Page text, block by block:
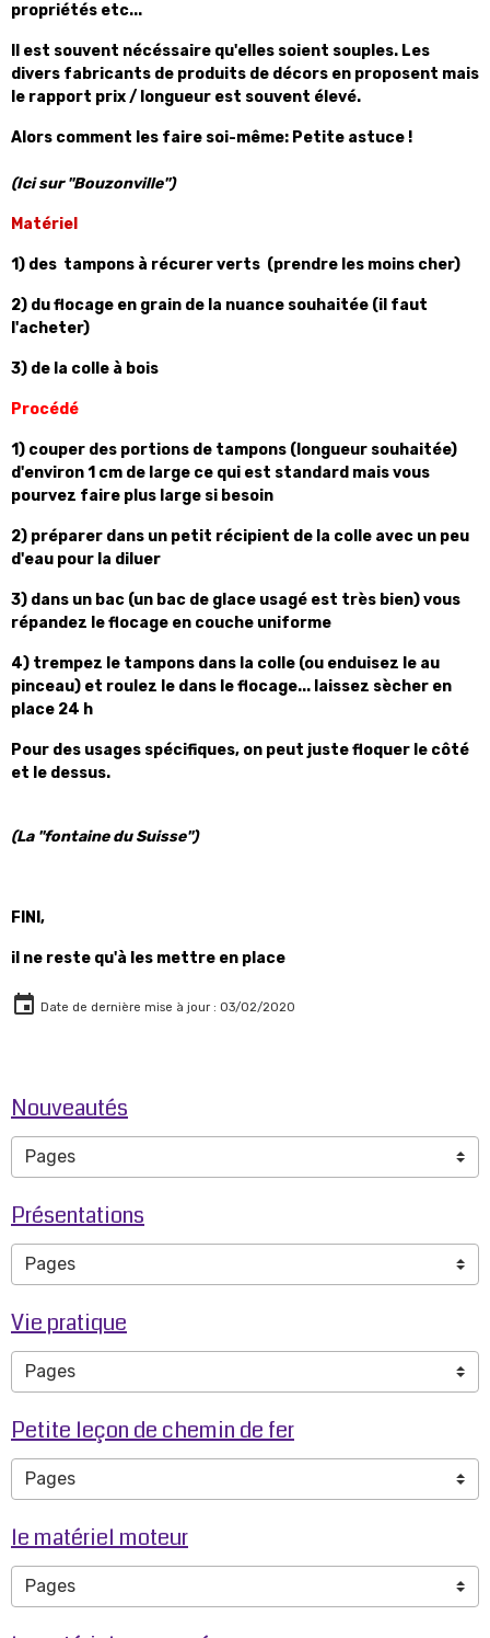
propriétés etc...
Il est souvent nécéssaire qu'elles soient souples. Les
divers fabricants de produits de décors en proposent mais
le rapport prix / longueur est souvent élevé.
Alors comment les faire soi-même: Petite astuce !
(Ici sur "Bouzonville")
Matériel
1) des tampons à récurer verts (prendre les moins cher)
2) du flocage en grain de la nuance souhaitée (il faut
l'acheter)
3) de la colle à bois
Procédé
1) couper des portions de tampons (longueur souhaitée)
d'environ 1 cm de large ce qui est standard mais vous
pourvez faire plus large si besoin
2) préparer dans un petit récipient de la colle avec un peu
d'eau pour la diluer
3) dans un bac (un bac de glace usagé est très bien) vous
répandez le flocage en couche uniforme
4) trempez le tampons dans la colle (ou enduisez le au
pinceau) et roulez le dans le flocage... laissez sècher en
place 24 h
Pour des usages spécifiques, on peut juste floquer le côté
et le dessus.
(La "fontaine du Suisse")
FINI,
il ne reste qu'à les mettre en place
Date de dernière mise à jour : 03/02/2020
Nouveautés
Présentations
Vie pratique
Petite leçon de chemin de fer
le matériel moteur